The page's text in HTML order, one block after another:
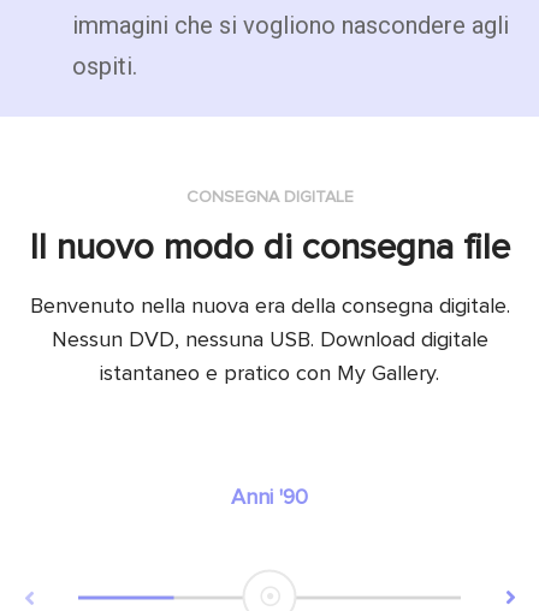
immagini che si vogliono nascondere agli
ospiti.
CONSEGNA DIGITALE
Il nuovo modo di consegna file
Benvenuto nella nuova era della consegna digitale.
Nessun DVD, nessuna USB. Download digitale
istantaneo e pratico con My Gallery.
Anni '90